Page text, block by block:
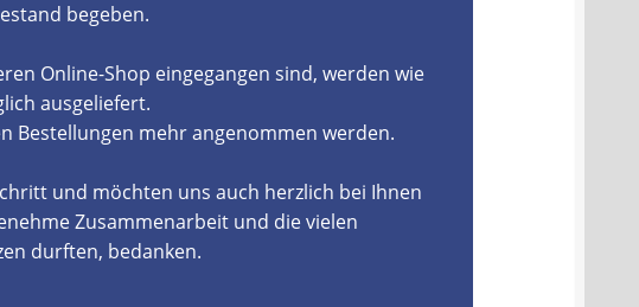
begeben.
Online-Shop eingegangen sind, werden wie
ausgeliefert.
Bestellungen mehr angenommen werden.
und möchten uns auch herzlich bei Ihnen
Zusammenarbeit und die vielen
durften, bedanken.